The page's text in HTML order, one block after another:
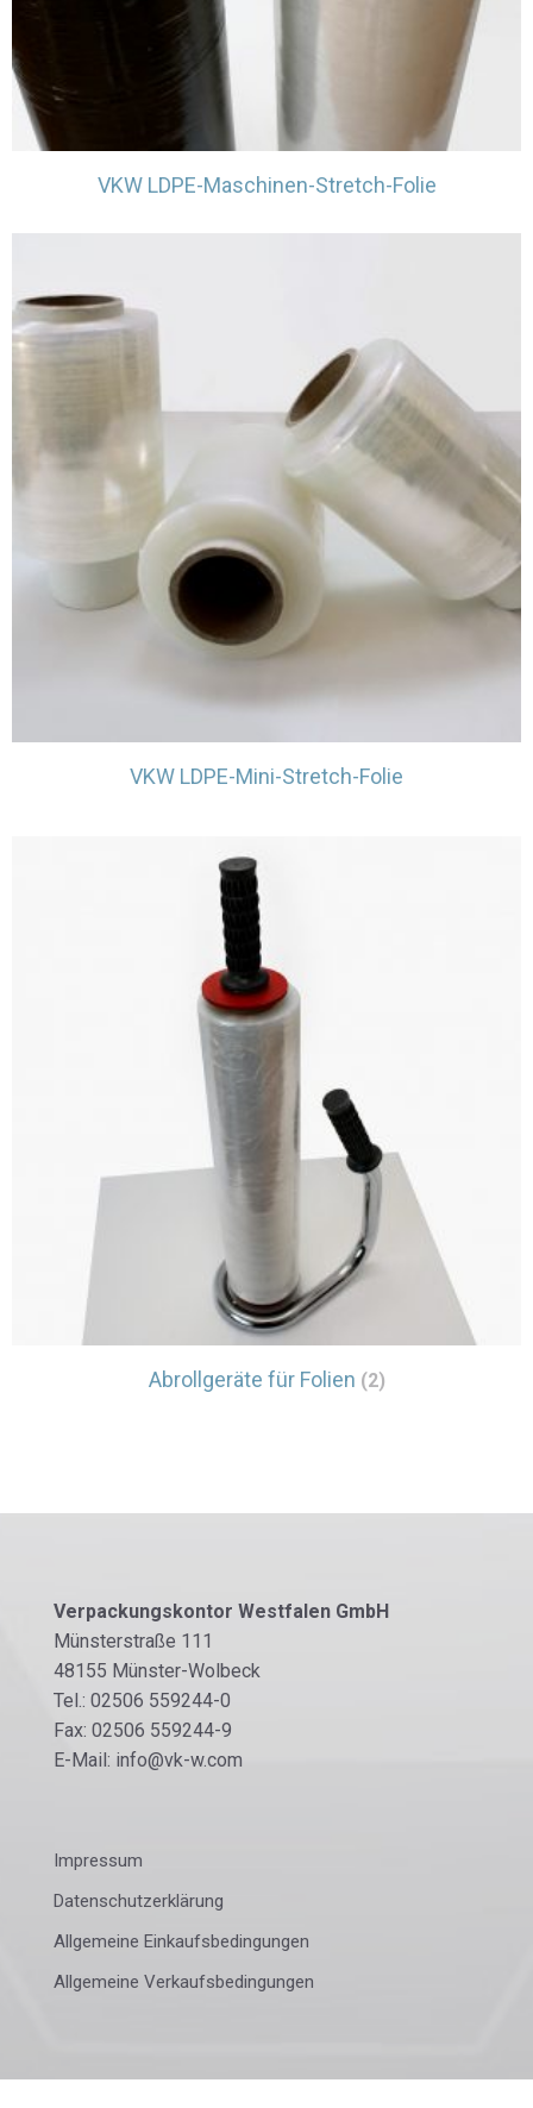
VKW LDPE-Maschinen-Stretch-Folie
VKW LDPE-Mini-Stretch-Folie
Abrollgeräte für Folien (2)
Verpackungskontor Westfalen GmbH
Münsterstraße 111
48155 Münster-Wolbeck
Tel.: 02506 559244-0
Fax: 02506 559244-9
E-Mail: info@vk-w.com
Impressum
Datenschutzerklärung
Allgemeine Einkaufsbedingungen
Allgemeine Verkaufsbedingungen